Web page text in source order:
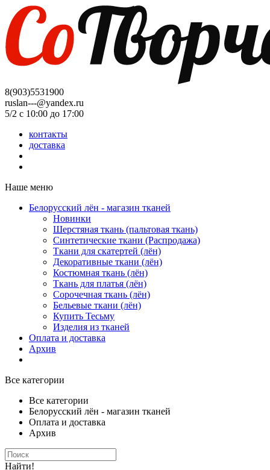
8(903)5531900
ruslan---@yandex.ru
5/2 с 10:00 до 17:00
контакты
доставка
Наше меню
Белорусский лён - магазин тканей
Новинки
Шерстяная ткань (пальтовая ткань)
Синтетические ткани (Распродажа)
Ткани для скатертей (лён)
Декоративные ткани (лён)
Костюмная ткань (лён)
Ткань для платья (лён)
Сорочечная ткань (лён)
Бельевые ткани (лён)
Купить Тесьму
Изделия из тканей
Оплата и доставка
Архив
Все категории
Все категории
Белорусский лён - магазин тканей
Оплата и доставка
Архив
Найти!